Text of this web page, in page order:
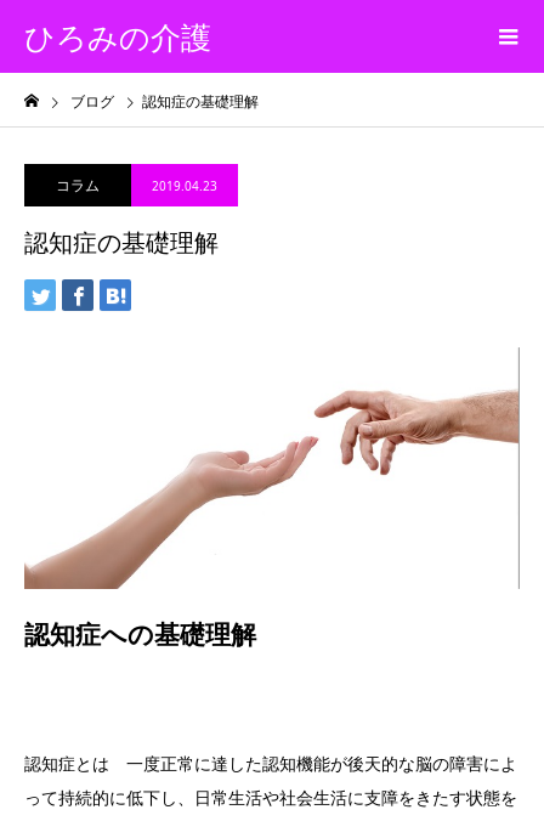
ひろみの介護
ブログ 認知症の基礎理解
コラム 2019.04.23
認知症の基礎理解
認知症への基礎理解
認知症とは 一度正常に達した認知機能が後天的な脳の障害によ
って持続的に低下し、日常生活や社会生活に支障をきたす状態を